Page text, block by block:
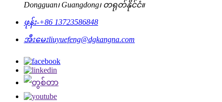
Dongguan၊ Guangdong၊ တရုတ်နိုင်ငံ။
ဖုန်း-+86 13723586848
အီးမေးliuyuefeng@dgkangna.com